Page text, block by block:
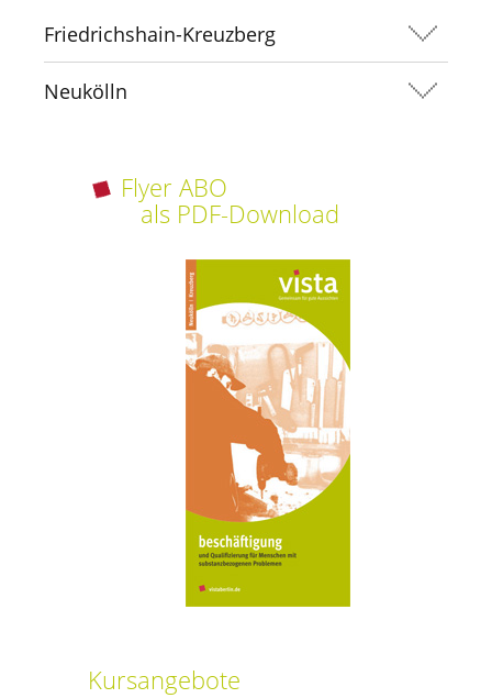
Friedrichshain-Kreuzberg
Neukölln
Flyer ABO
als PDF-Download
Kursangebote